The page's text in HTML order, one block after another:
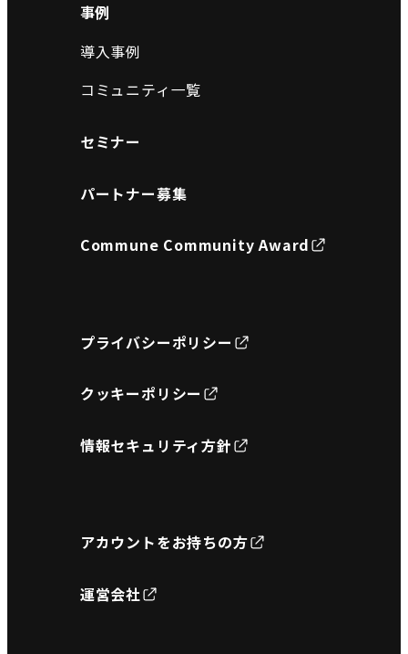
事例
導入事例
コミュニティ一覧
セミナー
パートナー募集
Commune Community Award
プライバシーポリシー
クッキーポリシー
情報セキュリティ方針
アカウントをお持ちの方
運営会社